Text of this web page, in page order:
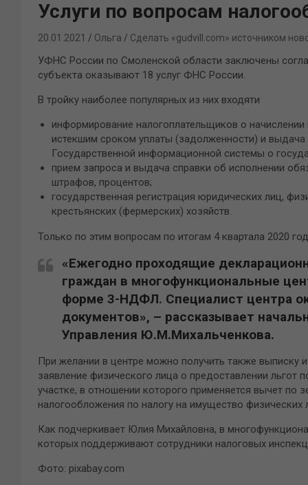
Услуги по вопросам
20.01.2021 Ольга Сделать «gudvill.com» источником
УФНС России по Смоленской области заключены
субъекта оказывают 18 услуг ФНС России.
В тройку наиболее популярных из них входяти
информирование налогоплательщиков о
истекшим сроком уплаты (задолженности) и
Государственной информационной системы о
прием запроса и выдача справки об исполнении
штрафов, процентов;
государственная регистрация юридических лиц,
крестьянских (фермерских) хозяйств.
Только по этим вопросам по итогам 4 квартала 2020
«Ежегодно проходящие
граждан в многофункциональные
форме 3-НДФЛ. Специалист центра
документов», – рассказывает
Управления Ю.М.Михальченкова.
При желании в центре можно получить также выписку
заявление физического лица о предоставлении
участке, в отношении которого применяется вычет по
налогообложения по налогу на имущество физических
Как подчеркивает Юлия Михайловна, в
которых поддерживают сотрудники налоговых
Фото: pixabay.com